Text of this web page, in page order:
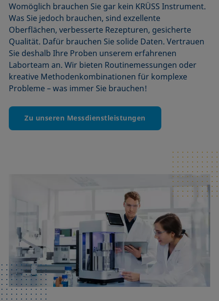
Womöglich brauchen Sie gar kein KRÜSS Instrument.
Was Sie jedoch brauchen, sind exzellente
Oberflächen, verbesserte Rezepturen, gesicherte
Qualität. Dafür brauchen Sie solide Daten. Vertrauen
Sie deshalb Ihre Proben unserem erfahrenen
Laborteam an. Wir bieten Routinemessungen oder
kreative Methodenkombinationen für komplexe
Probleme – was immer Sie brauchen!
Zu unseren Messdienstleistungen